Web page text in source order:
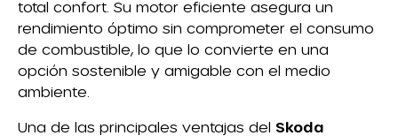
total confort. Su motor eficiente asegura un
rendimiento óptimo sin comprometer el consumo
de combustible, lo que lo convierte en una
opción sostenible y amigable con el medio
ambiente.
Una de las principales ventajas del Skoda